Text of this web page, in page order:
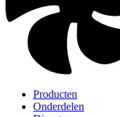
Producten
Onderdelen